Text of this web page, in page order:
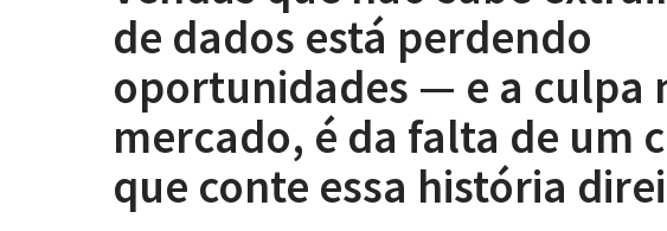
de dados está perdendo
oportunidades — e a culpa
mercado, é da falta de um
que conte essa história